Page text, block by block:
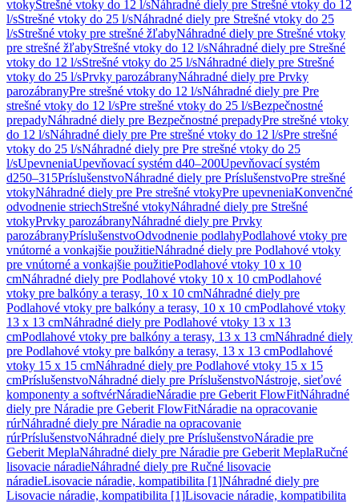
vtokyStrešné vtoky do 12 l/sNáhradné diely pre Strešné vtoky do 12
l/sStrešné vtoky do 25 l/sNáhradné diely pre Strešné vtoky do 25
l/sStrešné vtoky pre strešné žľabyNáhradné diely pre Strešné vtoky
pre strešné žľabyStrešné vtoky do 12 l/sNáhradné diely pre Strešné
vtoky do 12 l/sStrešné vtoky do 25 l/sNáhradné diely pre Strešné
vtoky do 25 l/sPrvky parozábranyNáhradné diely pre Prvky
parozábranyPre strešné vtoky do 12 l/sNáhradné diely pre Pre
strešné vtoky do 12 l/sPre strešné vtoky do 25 l/sBezpečnostné
prepadyNáhradné diely pre Bezpečnostné prepadyPre strešné vtoky
do 12 l/sNáhradné diely pre Pre strešné vtoky do 12 l/sPre strešné
vtoky do 25 l/sNáhradné diely pre Pre strešné vtoky do 25
l/sUpevneniaUpevňovací systém d40–200Upevňovací systém
d250–315PríslušenstvoNáhradné diely pre PríslušenstvoPre strešné
vtokyNáhradné diely pre Pre strešné vtokyPre upevneniaKonvenčné
odvodnenie striechStrešné vtokyNáhradné diely pre Strešné
vtokyPrvky parozábranyNáhradné diely pre Prvky
parozábranyPríslušenstvoOdvodnenie podlahyPodlahové vtoky pre
vnútorné a vonkajšie použitieNáhradné diely pre Podlahové vtoky
pre vnútorné a vonkajšie použitiePodlahové vtoky 10 x 10
cmNáhradné diely pre Podlahové vtoky 10 x 10 cmPodlahové
vtoky pre balkóny a terasy, 10 x 10 cmNáhradné diely pre
Podlahové vtoky pre balkóny a terasy, 10 x 10 cmPodlahové vtoky
13 x 13 cmNáhradné diely pre Podlahové vtoky 13 x 13
cmPodlahové vtoky pre balkóny a terasy, 13 x 13 cmNáhradné diely
pre Podlahové vtoky pre balkóny a terasy, 13 x 13 cmPodlahové
vtoky 15 x 15 cmNáhradné diely pre Podlahové vtoky 15 x 15
cmPríslušenstvoNáhradné diely pre PríslušenstvoNástroje, sieťové
komponenty a softvérNáradieNáradie pre Geberit FlowFitNáhradné
diely pre Náradie pre Geberit FlowFitNáradie na opracovanie
rúrNáhradné diely pre Náradie na opracovanie
rúrPríslušenstvoNáhradné diely pre PríslušenstvoNáradie pre
Geberit MeplaNáhradné diely pre Náradie pre Geberit MeplaRučné
lisovacie náradieNáhradné diely pre Ručné lisovacie
náradieLisovacie náradie, kompatibilita [1]Náhradné diely pre
Lisovacie náradie, kompatibilita [1]Lisovacie náradie, kompatibilita